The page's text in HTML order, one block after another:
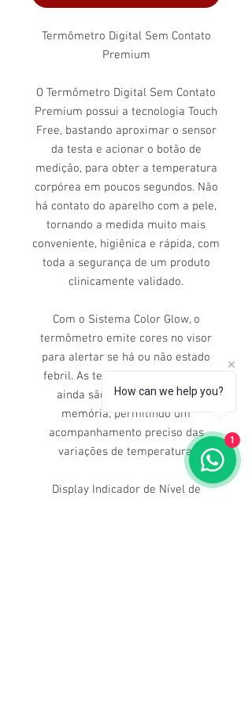
Termômetro Digital Sem Contato
Premium
O Termômetro Digital Sem Contato
Premium possui a tecnologia Touch
Free, bastando aproximar o sensor
da testa e acionar o botão de
medição, para obter a temperatura
corpórea em poucos segundos. Não
há contato do aparelho com a pele,
tornando a medida muito mais
conveniente, higiênica e rápida, com
toda a segurança de um produto
clinicamente validado.
Com o Sistema Color Glow, o
termômetro emite cores no visor
para alertar se há ou não estado
febril. As temperaturas aferidas
ainda são armazenadas na
memória, permitindo um
acompanhamento preciso das
variações de temperatura.
Display Indicador de Nível de
How can we help you?
1